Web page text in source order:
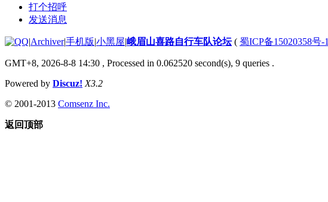
打个招呼
发送消息
|Archiver|手机版|小黑屋|峨眉山喜路自行车队论坛( 蜀ICP备15020358号-1
GMT+8, 2026-8-8 14:30 , Processed in 0.062520 second(s), 9 queries .
Powered by Discuz! X3.2
© 2001-2013 Comsenz Inc.
返回顶部